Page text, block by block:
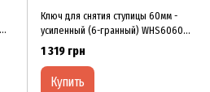
Ключ для снятия ступицы 60мм -
уcилeнный (6-гpaнный) WHS6060
XЗCO
1 319 грн
Купить